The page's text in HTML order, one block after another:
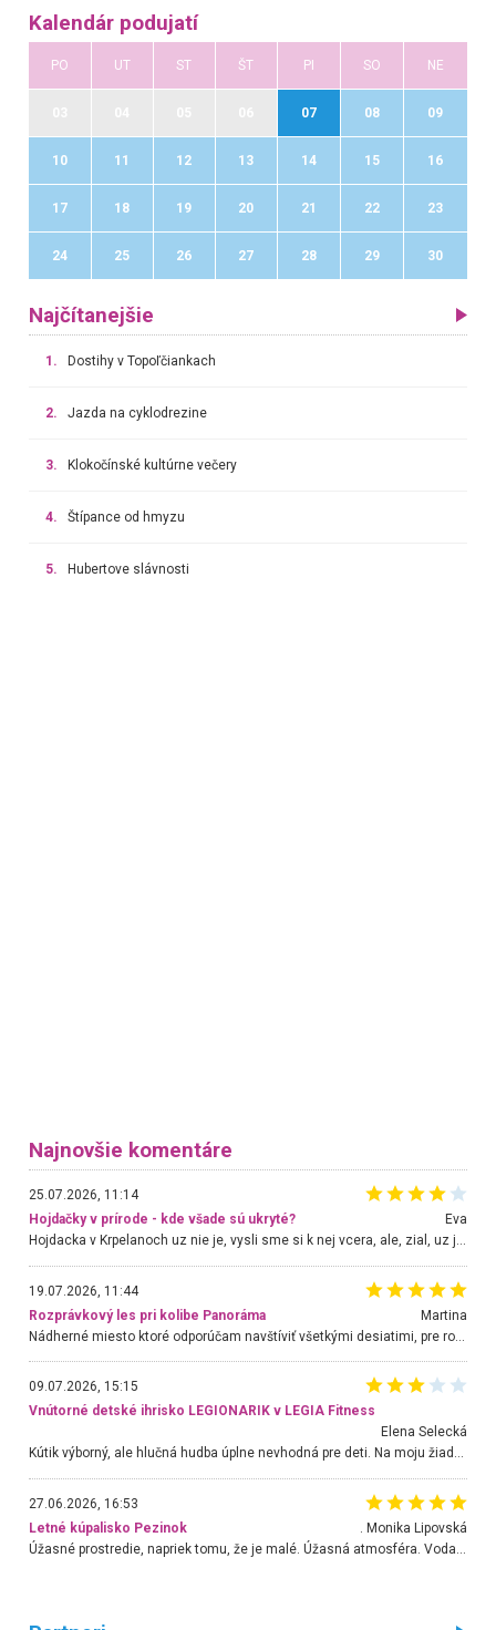
Kalendár podujatí
PO UT ST ŠT PI SO NE
07 08 09
10 11 12 13 14 15 16
17 18 19 20 21 22 23
24 25 26 27 28 29 30
Najčítanejšie
1. Dostihy v Topoľčiankach
2. Jazda na cyklodrezine
3. Klokočínské kultúrne večery
4. Štípance od hmyzu
5. Hubertove slávnosti
Najnovšie komentáre
25.07.2026, 11:14
Hojdačky v prírode - kde všade sú ukryté?
Eva
Hojdacka v Krpelanoch uz nie je, vysli sme si k nej vcera, ale, zial, uz je znicena. Ak sem planujete cestu len kvoli hojdacke, mozete si ju usetrit. Krasny vyhlad je tu vsak aj bez hojdacky :-)
19.07.2026, 11:44
Rozprávkový les pri kolibe Panoráma
Martina
Nádherné miesto ktoré odporúčam navštíviť všetkými desiatimi, pre rodiny s deťmi, dôchodcom... Proste a jednoducho ozaj rozprávkový les.. určite ešte prídeme. Odniesli sme si na pamiatku krásne tričká,
09.07.2026, 15:15
Vnútorné detské ihrisko LEGIONARIK v LEGIA Fitness
Elena Selecká
Kútik výborný, ale hlučná hudba úplne nevhodná pre deti. Na moju žiadosť o aspoň sušenie nereagovali.
27.06.2026, 16:53
Letné kúpalisko Pezinok
. Monika Lipovská
Úžasné prostredie, napriek tomu, že je malé. Úžasná atmosféra. Voda fantastická a nádherná. Ľudí je pomerne veľa, ale su mili a ohľaduplní. Je veľmi zaujímavé sledovať, ako dokážu spolu športovať cudzí ľudia a bez ohľadu na vek. Vládne tu pohoda. Vnuka neviem dostať z vody. Ďakujem za krásny deň . Urcite sa sem vrátim. Jediný problém je s parkovaním, ale aj ten sa mi podarilo vyriešiť. Monika Bratislava